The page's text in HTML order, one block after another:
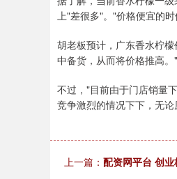
上"差很多"。"价格便宜的
胡老板预计，广东香水柠
中备货，从而将价格推高
不过，"目前由于门店销量
竞争激烈的情况下下，无
上一篇： 配资网平台 创